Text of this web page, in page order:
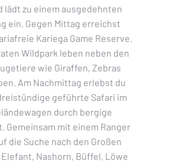
lädt zu einem ausgedehnten
ein. Gegen Mittag erreichst
Kariega Game Reserve.
Wildpark leben neben den
wie Giraffen, Zebras
Am Nachmittag erlebst du
geführte Safari im
durch bergige
Gemeinsam mit einem Ranger
die Suche nach den Großen
Elefant, Nashorn, Büffel, Löwe